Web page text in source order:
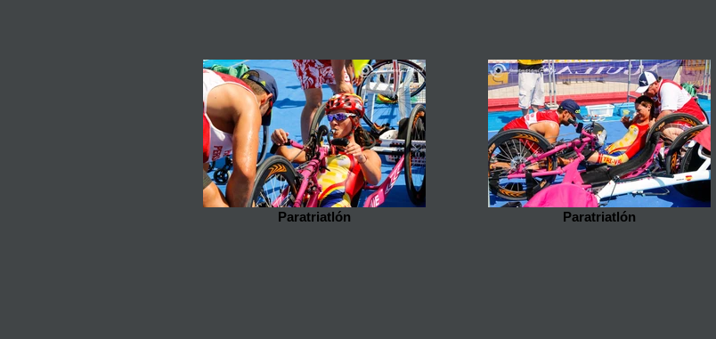
Paratriatlón Paratriatlón